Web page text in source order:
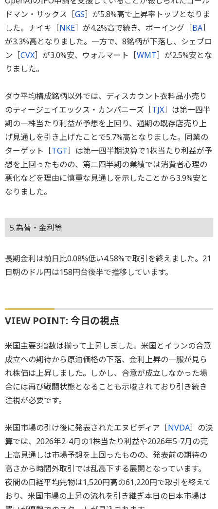
ドマン・サックス［GS］が5.8%高で上昇率トップとなりま
した。ナイキ［NKE］が4.2%高で続き、ボーイング［BA］
が3.3%高となりました。一方で、8銘柄が下落し、シェブロ
ン［CVX］が3.0%安、ウォルマート［WMT］が2.5%安とな
りました。
ダウ平均構成銘柄以外では、ディスカウント衣料品小売り
のティージェイエックス・カンパニーズ［TJX］は第一四半
期の一株当たり利益が予想を上回り、通期の既存店売り上
げ見通しを引き上げたことで5.7%高となりました。同業の
ターゲット［TGT］は第一四半期決算で1株当たり利益が予
想を上回ったものの、第二四半期の業績では消費者心理の
悪化などを理由に慎重な見通しを示したことから3.9%安と
なりました。
5.為替・金利等
長期金利は前日比0.08%低い4.58%で取引を終えました。21
日朝のドル円は158円台後半で推移しています。
VIEW POINT: 今日の視点
米国主要3指数は揃って上昇しました。米国とイランの合意
成立への期待から原油価格の下落、金利上昇の一服が見ら
れ株価は上昇しました。しかし、合意が成立しなかった場
合には再び戦闘状態となることも示唆されており引き続き
注視が必要です。
米国市場の引け後に発表されたエヌビディア［NVDA］の決
算では、2026年2-4月の1株当たり利益や2026年5-7月の売
上高見通しは市場予想を上回ったものの、発表前の期待の
高さから時間外取引では乱高下する展開となっています。
夜間の日経平均先物は1,520円高の61,220円で取引を終えて
おり、米国市場の上昇の流れを引き継ぎ本日の日本市場は